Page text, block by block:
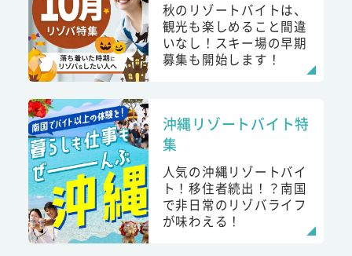
秋のリゾートバイトは、
観光も楽しめること間違
いなし！スキー場の早期
募集も開始します！
沖縄リゾートバイト特
集
人気の沖縄リゾートバイ
ト！移住者続出！？南国
で非日常のリゾバライフ
が味わえる！